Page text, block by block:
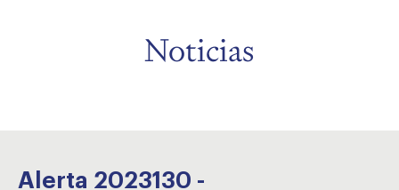
Noticias
Alerta 2023130 -